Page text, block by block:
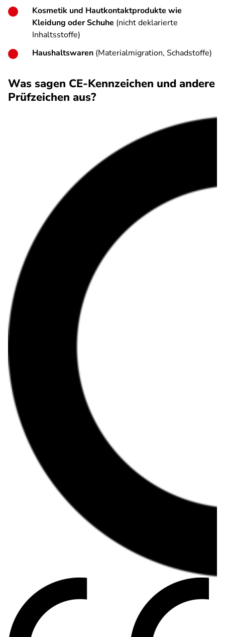
Kosmetik und Hautkontaktprodukte wie
Kleidung oder Schuhe (nicht deklarierte
Inhaltsstoffe)
Haushaltswaren (Materialmigration, Schadstoffe)
Was sagen CE-Kennzeichen und andere
Prüfzeichen aus?